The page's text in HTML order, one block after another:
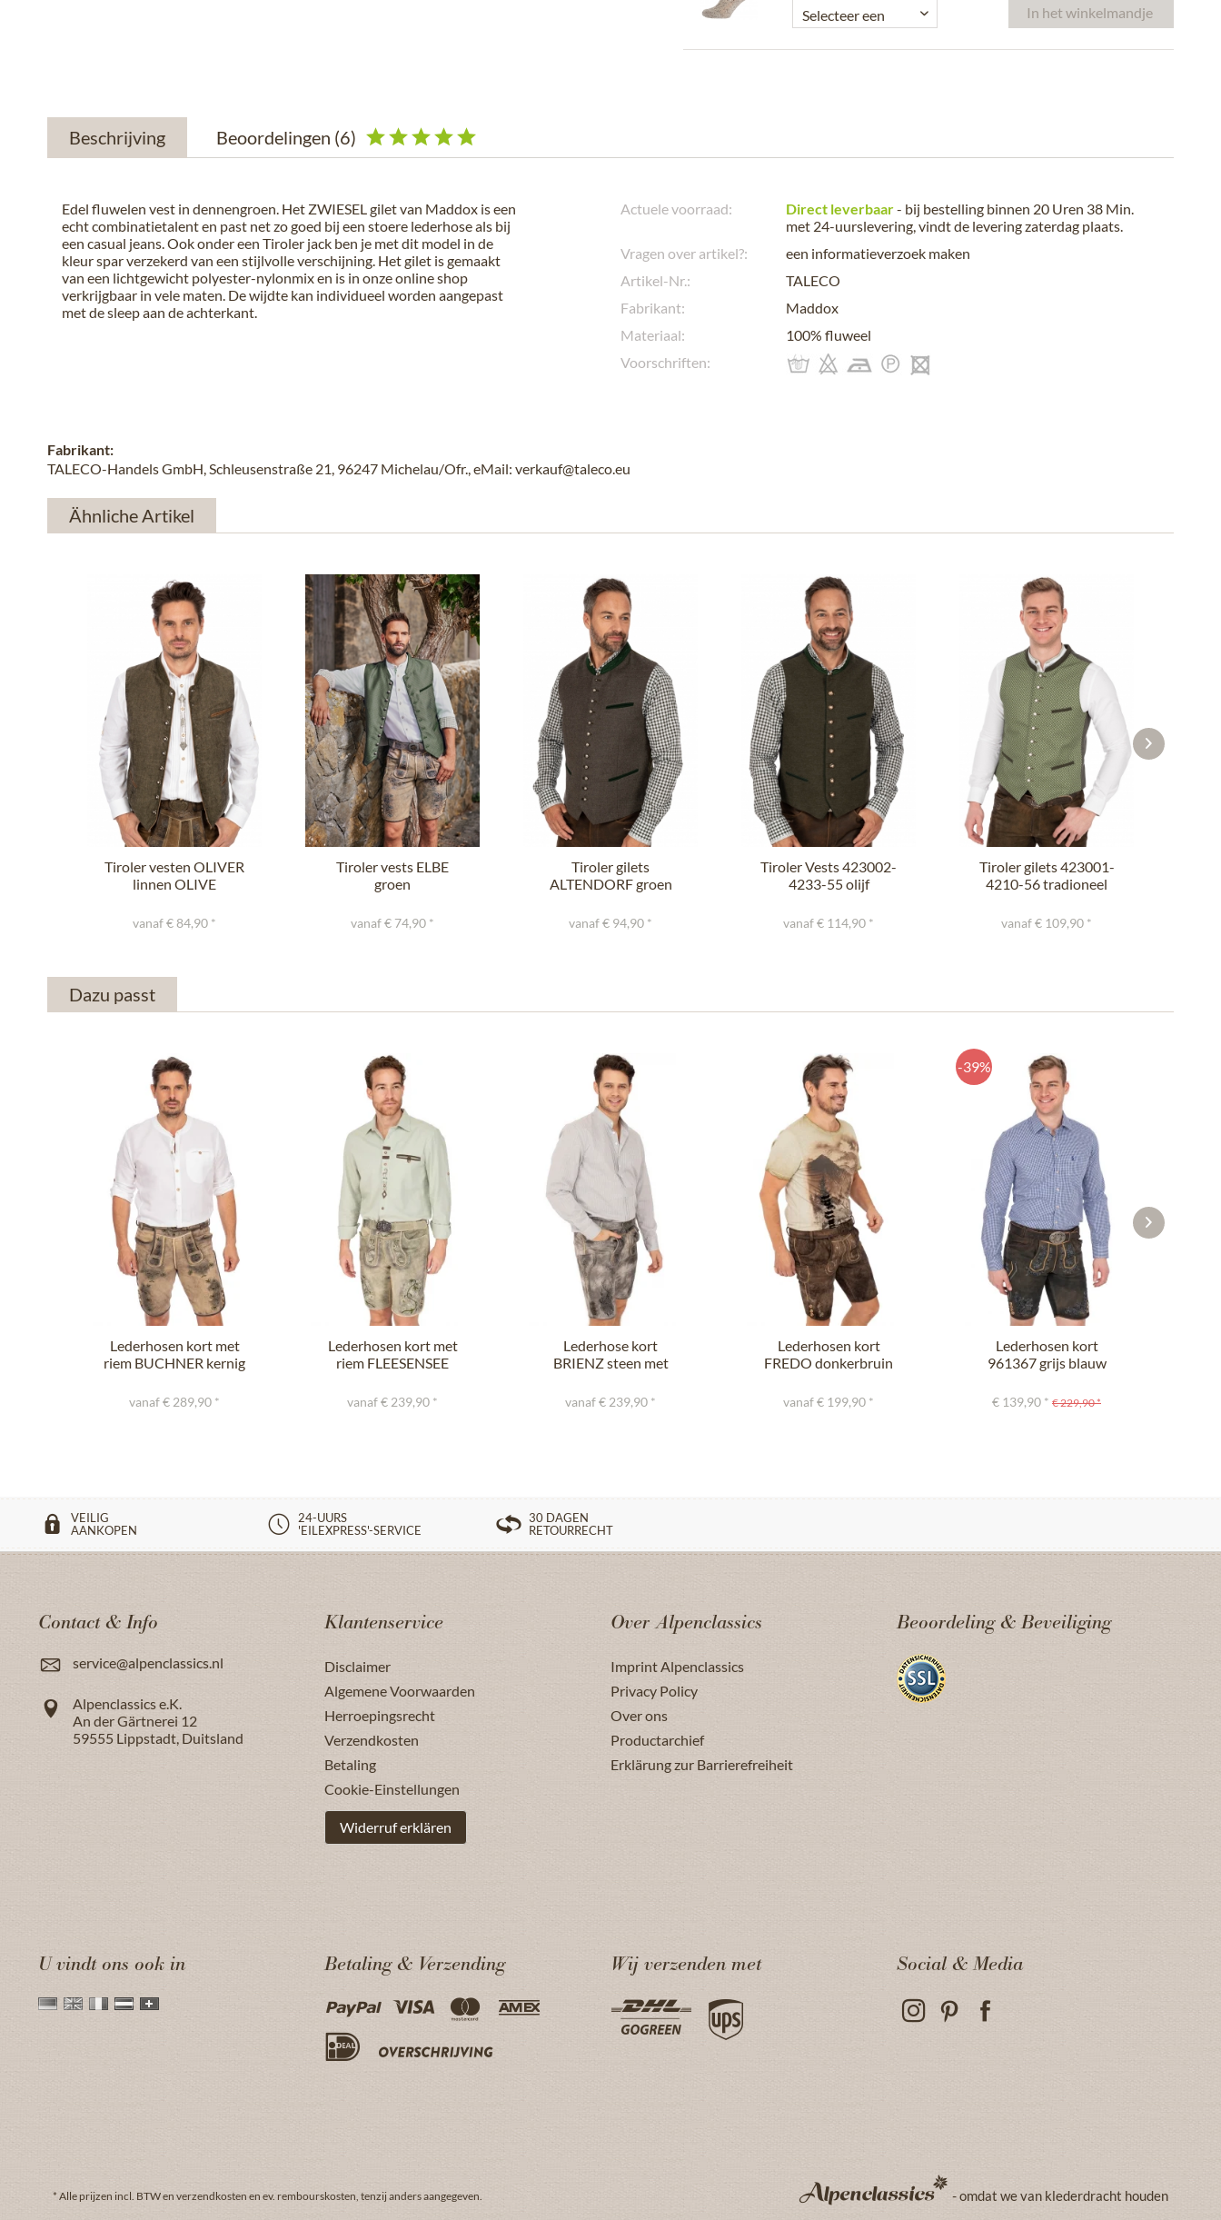
In het winkelmandje
Beschrijving Beoordelingen (6)
Edel fluwelen vest in dennengroen. Het ZWIESEL gilet van Maddox is een
echt combinatietalent en past net zo goed bij een stoere lederhose als bij
een casual jeans. Ook onder een Tiroler jack ben je met dit model in de
kleur spar verzekerd van een stijlvolle verschijning. Het gilet is gemaakt
van een lichtgewicht polyester-nylonmix en is in onze online shop
verkrijgbaar in vele maten. De wijdte kan individueel worden aangepast
met de sleep aan de achterkant.
Actuele voorraad: Direct leverbaar- bij bestelling binnen 20 Uren 38 Min.
met 24-uurslevering, vindt de leveringzaterdag plaats.
Vragen over artikel?:
een informatieverzoek maken
Artikel-Nr.:
TALECO
Fabrikant:
Maddox
Materiaal:
100% fluweel
Voorschriften:
Fabrikant:
TALECO-Handels GmbH, Schleusenstraße 21, 96247 Michelau/Ofr., eMail: verkauf@taleco.eu
Ähnliche Artikel
Tiroler vesten OLIVER
linnen OLIVE
vanaf € 84,90 *
Tiroler vests ELBE
groen
vanaf € 74,90 *
Tiroler gilets
ALTENDORF groen
vanaf € 94,90 *
Tiroler Vests 423002-
4233-55 olijf
vanaf € 114,90 *
Tiroler gilets 423001-
4210-56 tradioneel
vanaf € 109,90 *
Dazu passt
Lederhosen kort met
riem BUCHNER kernig
vanaf € 289,90 *
Lederhosen kort met
riem FLEESENSEE
vanaf € 239,90 *
Lederhose kort
BRIENZ steen met
vanaf € 239,90 *
Lederhosen kort
FREDO donkerbruin
vanaf € 199,90 *
-39%
Lederhosen kort
961367 grijs blauw
€ 139,90 * € 229,90 *
VEILIG
AANKOPEN
24-UURS
'EILEXPRESS'-SERVICE
30 DAGEN
RETOURRECHT
Contact & Info
service@alpenclassics.nl
Alpenclassics e.K.
An der Gärtnerei 12
59555 Lippstadt, Duitsland
Klantenservice
Disclaimer
Algemene Voorwaarden
Herroepingsrecht
Verzendkosten
Betaling
Cookie-Einstellungen
Widerruf erklären
Over Alpenclassics
Imprint Alpenclassics
Privacy Policy
Over ons
Productarchief
Erklärung zur Barrierefreiheit
Beoordeling & Beveiliging
U vindt ons ook in Betaling & Verzending Wij verzenden met Social & Media
* Alle prijzen incl. BTW en verzendkosten en ev. rembourskosten, tenzij anders aangegeven. - omdat we van klederdracht houden